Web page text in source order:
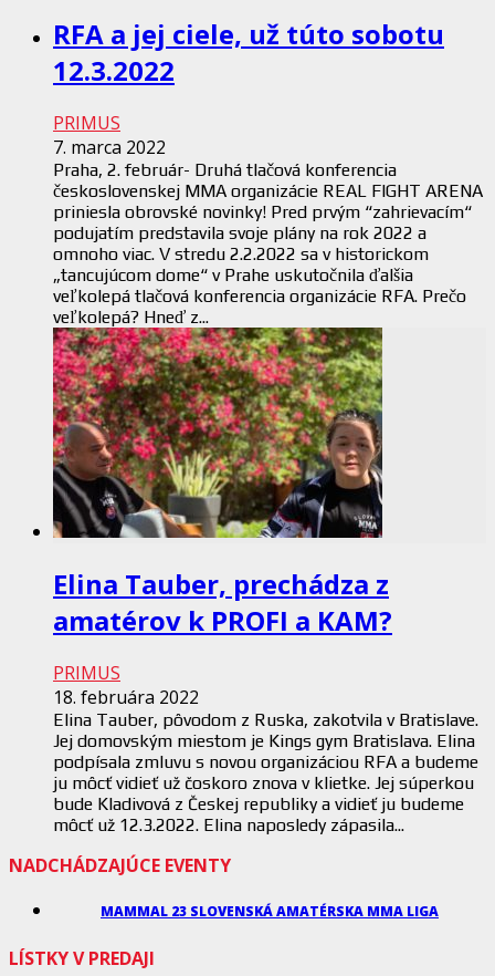
RFA a jej ciele, už túto sobotu
12.3.2022
PRIMUS
7. marca 2022
Praha, 2. február- Druhá tlačová konferencia
československej MMA organizácie REAL FIGHT ARENA
priniesla obrovské novinky! Pred prvým “zahrievacím“
podujatím predstavila svoje plány na rok 2022 a
omnoho viac. V stredu 2.2.2022 sa v historickom
„tancujúcom dome“ v Prahe uskutočnila ďalšia
veľkolepá tlačová konferencia organizácie RFA. Prečo
veľkolepá? Hneď z...
Elina Tauber, prechádza z
amatérov k PROFI a KAM?
PRIMUS
18. februára 2022
Elina Tauber, pôvodom z Ruska, zakotvila v Bratislave.
Jej domovským miestom je Kings gym Bratislava. Elina
podpísala zmluvu s novou organizáciou RFA a budeme
ju môcť vidieť už čoskoro znova v klietke. Jej súperkou
bude Kladivová z Českej republiky a vidieť ju budeme
môcť už 12.3.2022. Elina naposledy zápasila...
NADCHÁDZAJÚCE EVENTY
MAMMAL 23 SLOVENSKÁ AMATÉRSKA MMA LIGA
LÍSTKY V PREDAJI